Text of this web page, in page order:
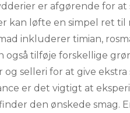
er afgørende for
kan løfte en simpel ret
inkluderer timian,
også tilføje forskellige
og selleri for at give
er det vigtigt at
den ønskede smag.